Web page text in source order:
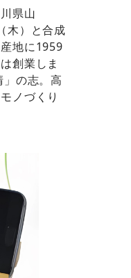
県山
木）と合成
地に1959
創業しま
の志。高
ノづくり